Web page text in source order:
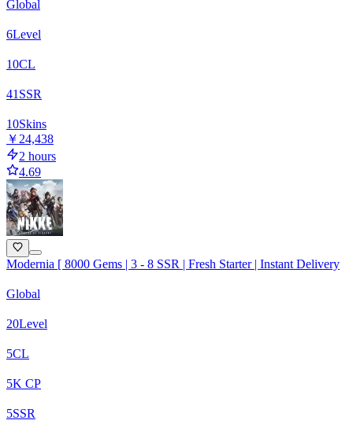
Global
6Level
10CL
41 SSR
10Skins
￥24,438
2 hours
4.69
Modernia [ 8000 Gems | 3 - 8 SSR | Fresh Starter | Instant Delivery
Global
20Level
5CL
5K CP
5SSR